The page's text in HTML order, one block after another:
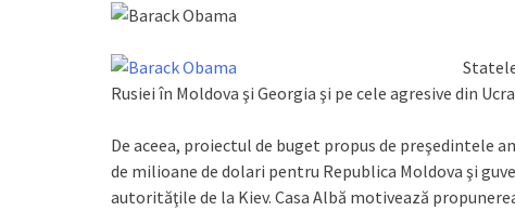
Rusiei în Moldova şi Georgia şi pe cele agresive din
De aceea, proiectul de buget propus de preşedintele
de milioane de dolari pentru Republica Moldova şi
autorităţile de la Kiev. Casa Albă motivează